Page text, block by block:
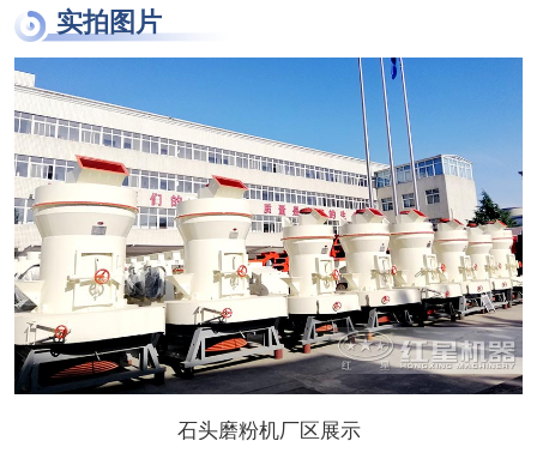
实拍图片
石头磨粉机厂区展示